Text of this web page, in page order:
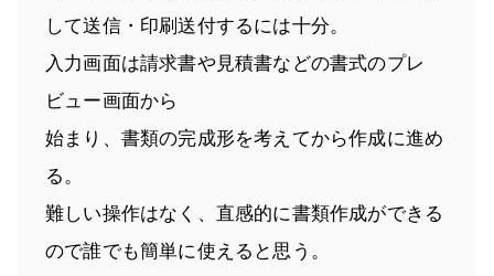
して送信・印刷送付するには十分。
入力画面は請求書や見積書などの書式のプレ
ビュー画面から
始まり、書類の完成形を考えてから作成に進め
る。
難しい操作はなく、直感的に書類作成ができる
ので誰でも簡単に使えると思う。